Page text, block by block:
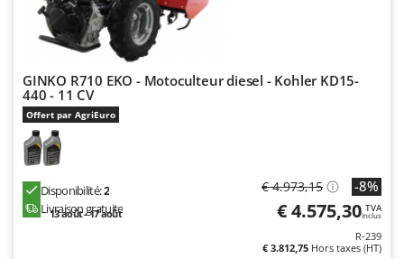
GINKO R710 EKO - Motoculteur diesel - Kohler KD15-
440 - 11 CV
Offert par AgriEuro
Disponibilité:2
Livraison gratuite
13 août - 17 août
€ 4.973,15 -8%
€ 4.575,30 TVA
Inclus
R-239
€ 3.812,75 Hors taxes (HT)